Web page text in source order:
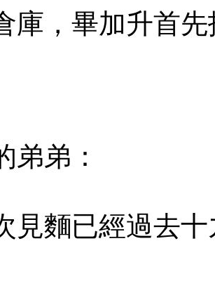
，畢加升首先
弟：
麵已經過去十